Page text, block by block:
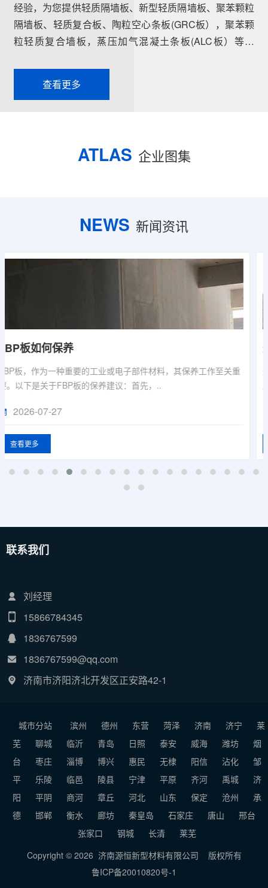
经验，为您提供轻质隔墙板、新型轻质隔墙板、聚苯颗粒
隔墙板、轻质复合板、陶粒空心条板(GRC板），聚苯颗
粒轻质复合墙板，蒸压加气混凝土条板(ALC板）等产
无害建材，是墙改节能政策大力扶持的环保节能产品，是
大城市，与国内多家客户建立了良好的合作关系。公司始
查看更多
ATLAS 企业图集
NEWS 新闻资讯
烟台聚苯颗粒轻质隔墙板如何安装
烟台聚苯颗粒轻质隔墙板安装步骤简明指南：一、施工前准备1.基
层处理：清理地面及相邻墙面，确保无浮灰、..
2026-07-27
查看更多
联系我们
刘经理
15866784345
1836767599
1836767599@qq.com
济南市济阳济北开发区正安路42-1
城市分站 滨州 德州 东营 菏泽 济南 济宁
莱
芜
聊城 临沂 青岛 日照 泰安 威海 潍坊
烟
台
枣庄 淄博 博兴 惠民 无棣 阳信 沾化
邹
平
乐陵 临邑 陵县 宁津 平原 齐河 禹城
济
阳
平阴 商河 章丘 河北 山东 保定 沧州
承
德
邯郸 衡水 廊坊 秦皇岛 石家庄 唐山
邢台
张家口
钢城 长清
莱芜
Copyright © 2026 济南源恒新型材料有限公司
版权所有
鲁ICP备20010820号-1